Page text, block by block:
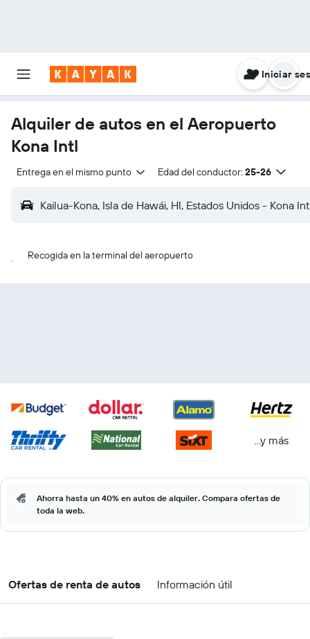
Iniciar
Alquiler de autos en el Aeropuerto
Kona Intl
Entrega en el mismo punto Edad del conductor: 25-26
Kailua-Kona, Isla de Hawái, HI, Estados Unidos - Kona
Recogida en la terminal del aeropuerto
...y más
Ahorra hasta un 40% en autos de alquiler. Compara ofertas de
toda la web.
Ofertas de renta de autos Información útil